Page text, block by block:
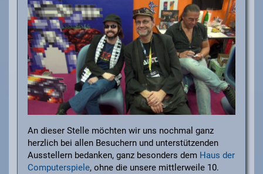
An dieser Stelle möchten wir uns nochmal ganz
herzlich bei allen Besuchern und unterstützenden
Ausstellern bedanken, ganz besonders dem Haus der
Computerspiele, ohne die unsere mittlerweile 10.